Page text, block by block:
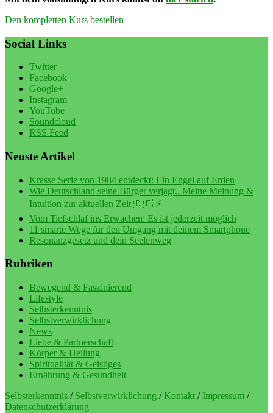
Den kompletten Kurs bestellen
Social Links
Twitter
Facebook
Google+
Instagram
YouTube
Soundcloud
RSS Feed
Neuste Artikel
Krasse Serie von 1984 entdeckt: Ein Engel auf Erden
Wie Deutschland seine Bürger verjagt.. Meine Meinung &
Intuition zur aktuellen Zeit 🇩🇪 ⚡️
Vom Tiefschlaf ins Erwachen: Es ist jederzeit möglich
11 smarte Wege für den Umgang mit deinem Smartphone
Resonanzgesetz und dein Seelenweg
Rubriken
Bewegend & Faszinierend
Lifestyle
Selbsterkenntnis
Selbstverwirklichung
News
Liebe & Partnerschaft
Körper & Heilung
Spiritualität & Geistiges
Ernährung & Gesundheit
Selbsterkenntnis / Selbstverwirklichung /Kontakt / Impressum /
Datenschutzerklärung